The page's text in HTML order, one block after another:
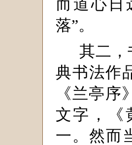
而道心日
落”。
其二，
典书法作
《兰亭
文字，《
一。然而